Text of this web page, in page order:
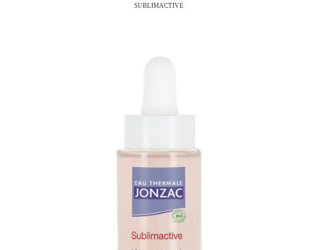
SUBLIMACTIVE